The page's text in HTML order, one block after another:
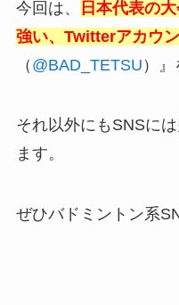
今回は、
日本代表の
強い、Twitterアカウ
（ @BAD_TETSU ）』
それ以外にもSNSに
ます。
ぜひバドミントン系